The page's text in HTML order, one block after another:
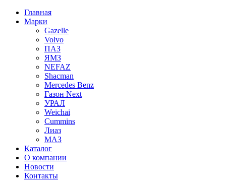
Главная
Марки
Gazelle
Volvo
ПАЗ
ЯМЗ
NEFAZ
Shacman
Mercedes Benz
Газон Next
УРАЛ
Weichai
Cummins
Лиаз
МАЗ
Каталог
О компании
Новости
Контакты